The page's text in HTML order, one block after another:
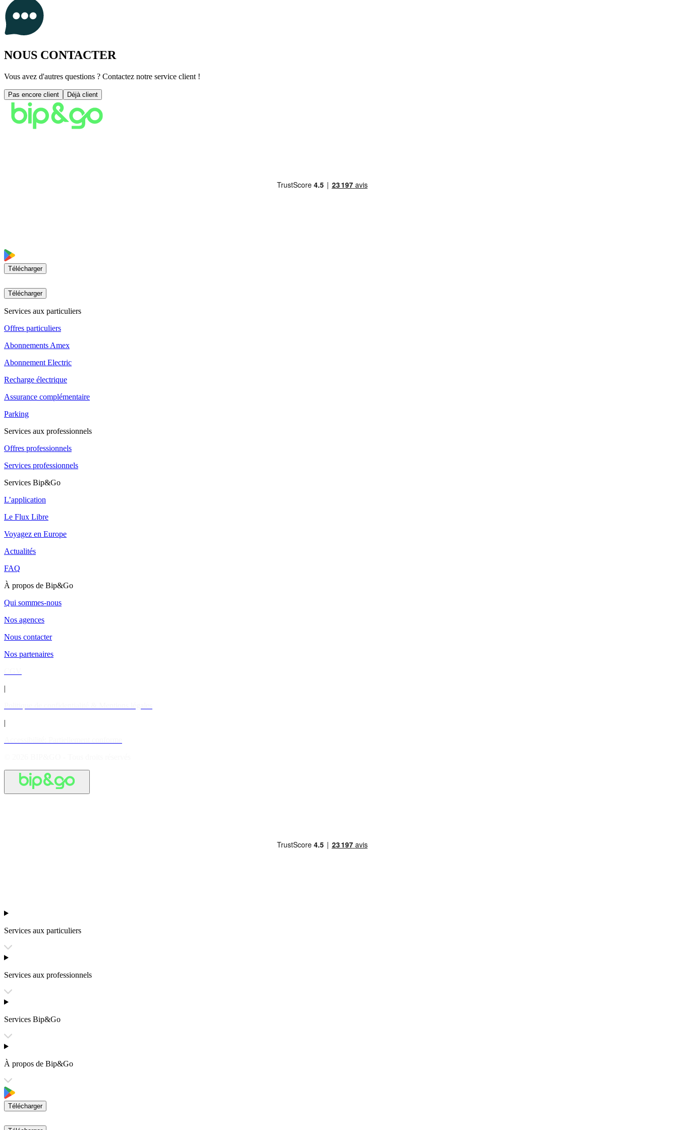
NOUS CONTACTER
Vous avez d'autres questions ? Contactez notre service client !
Pas encore client Déjà client
Télécharger
Télécharger
Services aux particuliers
Offres particuliers
Abonnements Amex
Abonnement Electric
Recharge électrique
Assurance complémentaire
Parking
Services aux professionnels
Offres professionnels
Services professionnels
Services Bip&Go
L’application
Le Flux Libre
Voyagez en Europe
Actualités
FAQ
À propos de Bip&Go
Qui sommes-nous
Nos agences
Nous contacter
Nos partenaires
|
|
Services aux particuliers
Services aux professionnels
Services Bip&Go
À propos de Bip&Go
Télécharger